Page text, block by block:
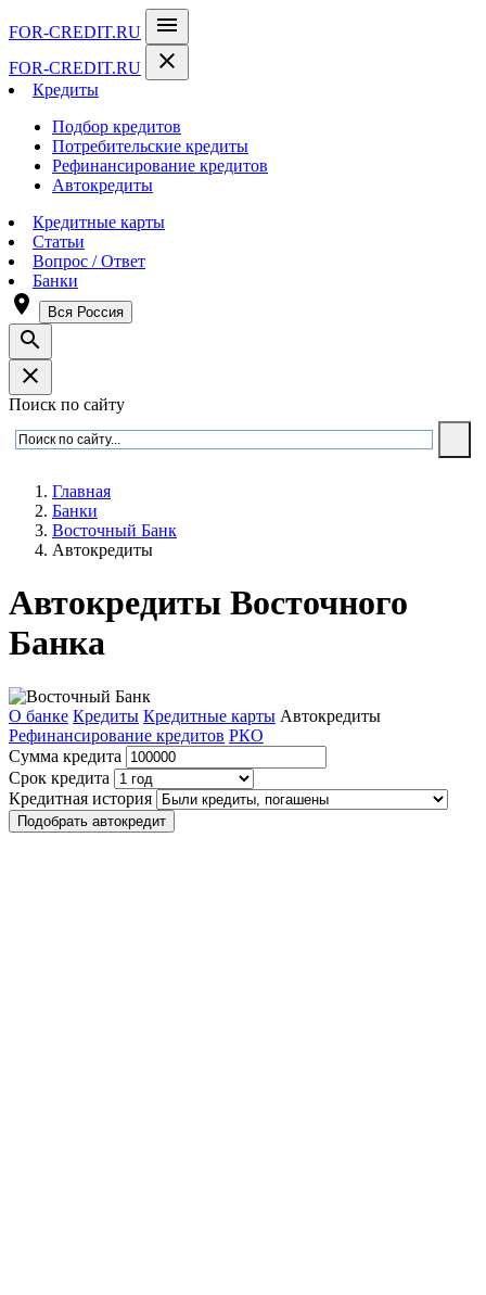
FOR-CREDIT.RU menu
FOR-CREDIT.RU close
Кредиты
Подбор кредитов
Потребительские кредиты
Рефинансирование кредитов
Автокредиты
Кредитные карты
Статьи
Вопрос / Ответ
Банки
room Вся Россия
search
close
Поиск по сайту
Главная
Банки
Восточный Банк
Автокредиты
Автокредиты Восточного
Банка
О банке Кредиты Кредитные карты Автокредиты
Рефинансирование кредитов РКО
Сумма кредита
Срок кредита
Кредитная история
Подобрать автокредит